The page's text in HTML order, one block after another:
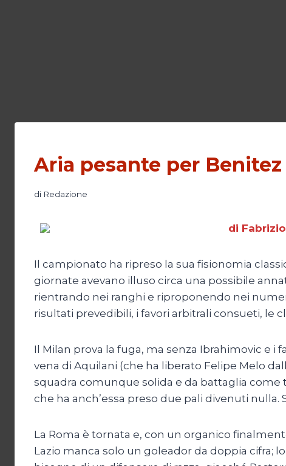
Aria pesante per Benitez
di Redazione
di
Il campionato ha ripreso la sua fisionomia
giornate avevano illuso circa una possibile
rientrando nei ranghi e riproponendo nei
risultati prevedibili, i favori arbitrali consueti, le
Il Milan prova la fuga, ma senza Ibrahimovic e i
vena di Aquilani (che ha liberato Felipe Melo
squadra comunque solida e da battaglia come
che ha anch’essa preso due pali divenuti nulla.
La Roma è tornata e, con un organico
Lazio manca solo un goleador da doppia cifra;